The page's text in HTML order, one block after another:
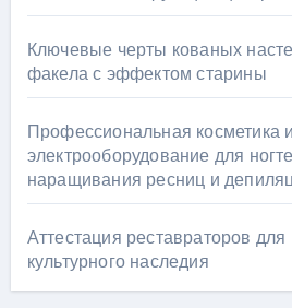
Ключевые черты кованых
факела с эффектом старины
Профессиональная косметика и
электрооборудование для
наращивания ресниц и
Аттестация реставраторов
культурного наследия